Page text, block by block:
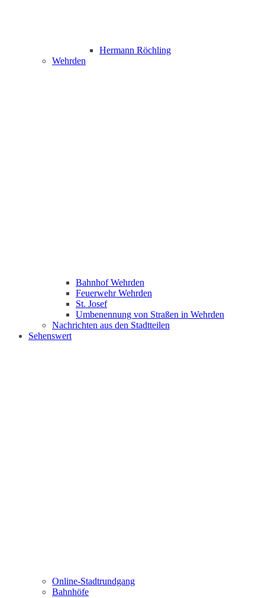
Hermann Röchling
Wehrden
Bahnhof Wehrden
Feuerwehr Wehrden
St. Josef
Umbenennung von Straßen in Wehrden
Nachrichten aus den Stadtteilen
Sehenswert
Online-Stadtrundgang
Bahnhöfe